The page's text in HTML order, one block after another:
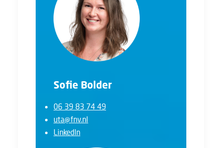
Sofie Bolder
06 39 83 74 49
uta@fnv.nl
LinkedIn